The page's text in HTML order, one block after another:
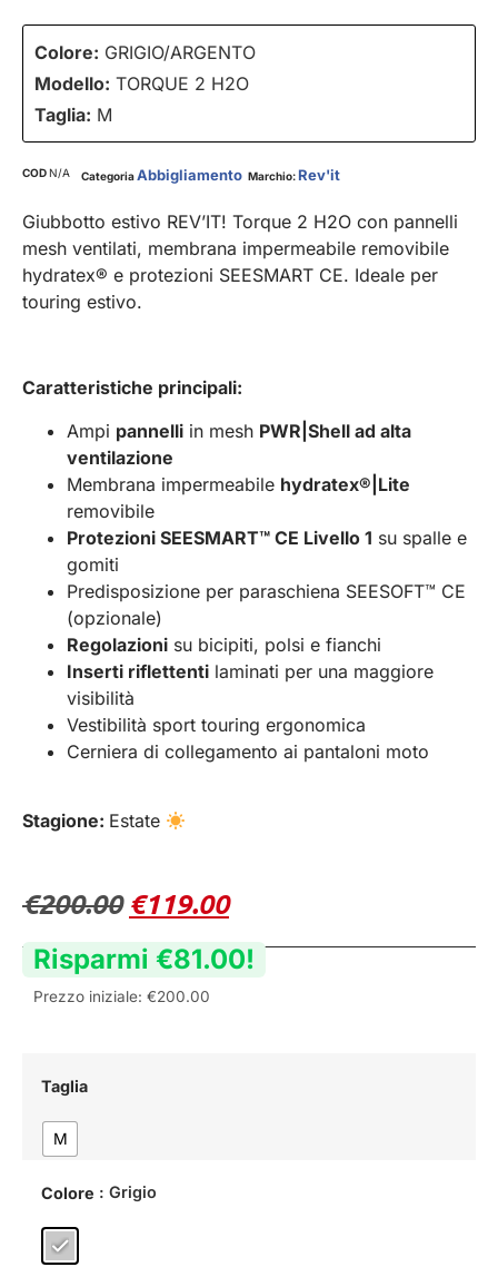
Colore: GRIGIO/ARGENTO
Modello: TORQUE 2 H2O
Taglia: M
COD N/A CategoriaAbbigliamento Marchio:Rev'it
Giubbotto estivo REV’IT! Torque 2 H2O con pannelli
mesh ventilati, membrana impermeabile removibile
hydratex® e protezioni SEESMART CE. Ideale per
touring estivo.
Caratteristiche principali:
Ampi pannelli in mesh PWR|Shell ad alta
ventilazione
Membrana impermeabile hydratex®|Lite
removibile
Protezioni SEESMART™ CE Livello 1 su spalle e
gomiti
Predisposizione per paraschiena SEESOFT™ CE
(opzionale)
Regolazioni su bicipiti, polsi e fianchi
Inserti riflettenti laminati per una maggiore
visibilità
Vestibilità sport touring ergonomica
Cerniera di collegamento ai pantaloni moto
Stagione: Estate
€200.00 €119.00
Risparmi €81.00!
Prezzo iniziale: €200.00
Taglia
M
Colore : Grigio